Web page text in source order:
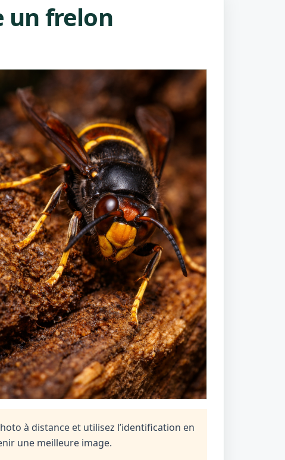
un frelon
à distance et utilisez l’identification en
une meilleure image.